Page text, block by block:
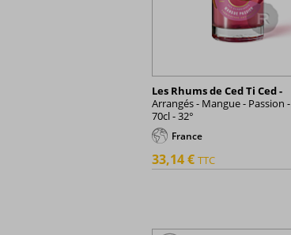
Les Rhums de Ced Ti Ced -
Arrangés - Mangue - Passion -
70cl - 32°
France
33,14 € TTC